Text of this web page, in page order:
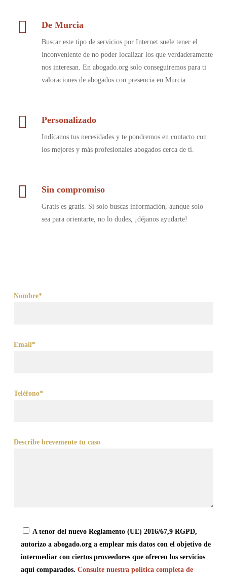
De Murcia
Buscar este tipo de servicios por Internet suele tener el
inconveniente de no poder localizar los que verdaderamente
nos interesan. En abogado.org solo conseguiremos para ti
valoraciones de abogados con presencia en Murcia
Personalizado
Indícanos tus necesidades y te pondremos en contacto con
los mejores y más profesionales abogados cerca de ti.
Sin compromiso
Gratis es gratis. Si solo buscas información, aunque solo
sea para orientarte, no lo dudes, ¡déjanos ayudarte!
Nombre*
Email*
Teléfono*
Describe brevemente tu caso
A tenor del nuevo Reglamento (UE) 2016/67,9 RGPD,
autorizo a abogado.org a emplear mis datos con el objetivo de
intermediar con ciertos proveedores que ofrecen los servicios
aquí comparados. Consulte nuestra política completa de